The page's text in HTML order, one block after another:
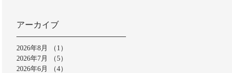
アーカイブ
2026年8月 （1）
2026年7月
（5）
2026年6月
（4）